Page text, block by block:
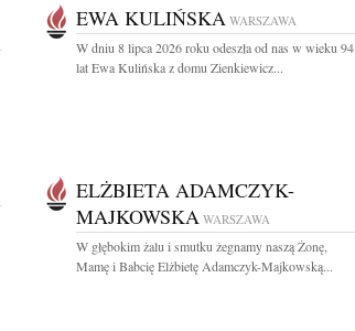
EWA KULIŃSKA WARSZAWA
W dniu 8 lipca 2026 roku odeszła od nas w wieku 94
lat Ewa Kulińska z domu Zienkiewicz...
ELŻBIETA ADAMCZYK-
MAJKOWSKA WARSZAWA
W głębokim żalu i smutku żegnamy naszą Żonę,
Mamę i Babcię Elżbietę Adamczyk-Majkowską...